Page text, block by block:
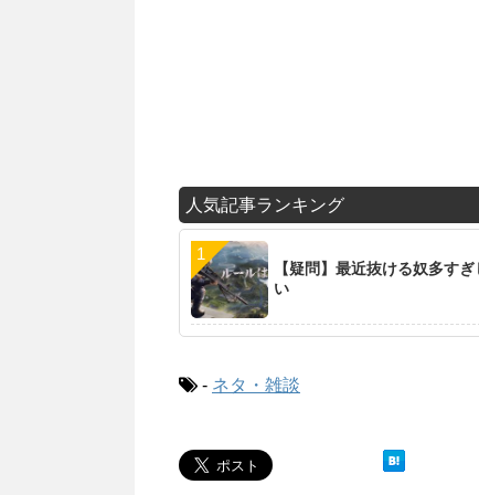
人気記事ランキング
【疑問】最近抜ける奴多す
い
- ネタ・雑談